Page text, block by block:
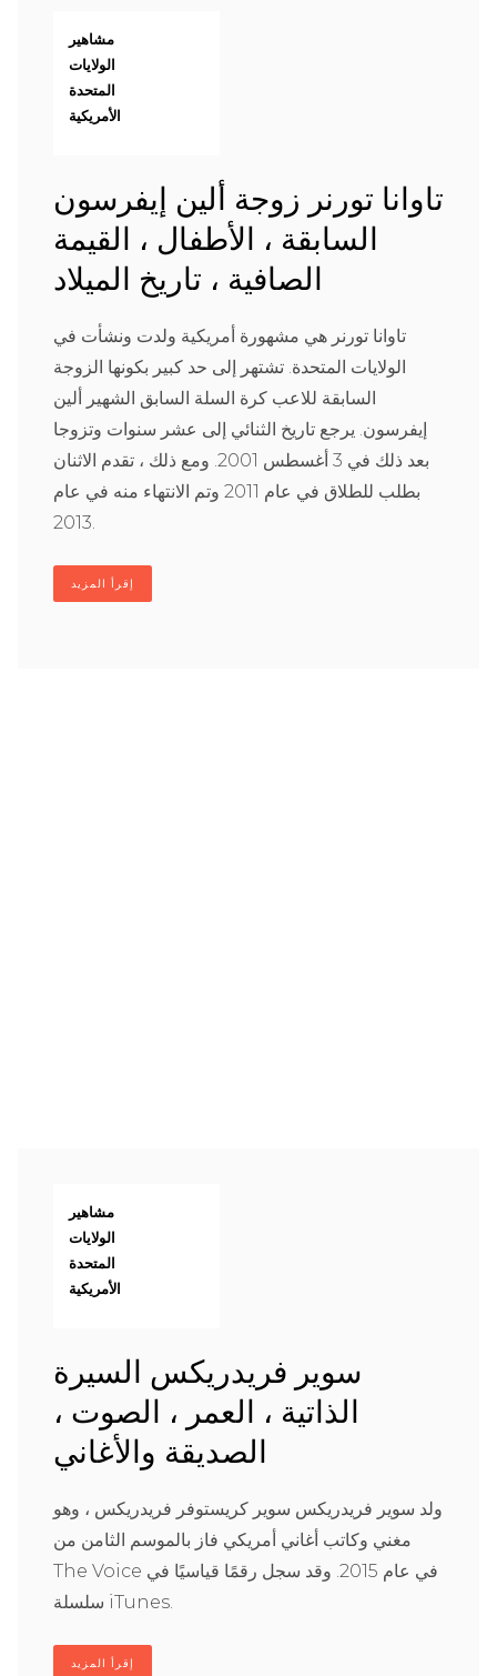
مشاهير
الولايات
المتحدة
الأمريكية
تاوانا تورنر زوجة ألين إيفرسون
السابقة ، الأطفال ، القيمة
الصافية ، تاريخ الميلاد
تاوانا تورنر هي مشهورة أمريكية ولدت ونشأت في
الولايات المتحدة. تشتهر إلى حد كبير بكونها الزوجة
السابقة للاعب كرة السلة السابق الشهير ألين
إيفرسون. يرجع تاريخ الثنائي إلى عشر سنوات وتزوجا
بعد ذلك في 3 أغسطس 2001. ومع ذلك ، تقدم الاثنان
بطلب للطلاق في عام 2011 وتم الانتهاء منه في عام
2013.
إقرأ المزيد
مشاهير
الولايات
المتحدة
الأمريكية
سوير فريدريكس السيرة
الذاتية ، العمر ، الصوت ،
الصديقة والأغاني
ولد سوير فريدريكس سوير كريستوفر فريدريكس ، وهو
مغني وكاتب أغاني أمريكي فاز بالموسم الثامن من
The Voice في عام 2015. وقد سجل رقمًا قياسيًا في
سلسلة iTunes.
إقرأ المزيد